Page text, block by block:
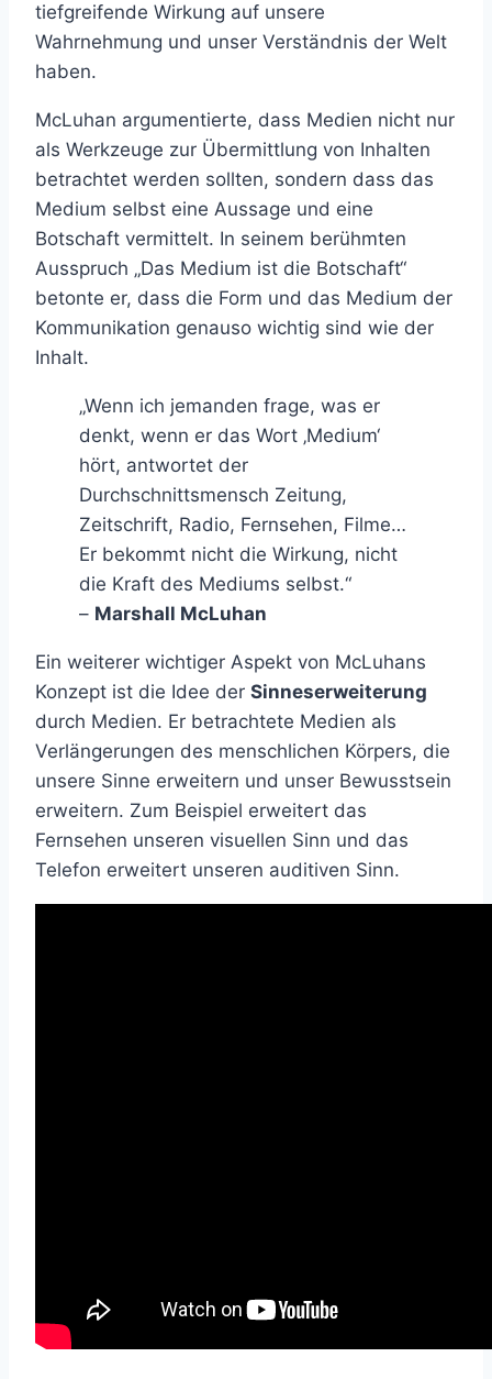
tiefgreifende Wirkung auf unsere
Wahrnehmung und unser Verständnis der Welt
haben.
McLuhan argumentierte, dass Medien nicht nur
als Werkzeuge zur Übermittlung von Inhalten
betrachtet werden sollten, sondern dass das
Medium selbst eine Aussage und eine
Botschaft vermittelt. In seinem berühmten
Ausspruch „Das Medium ist die Botschaft“
betonte er, dass die Form und das Medium der
Kommunikation genauso wichtig sind wie der
Inhalt.
„Wenn ich jemanden frage, was er
denkt, wenn er das Wort ‚Medium‘
hört, antwortet der
Durchschnittsmensch Zeitung,
Zeitschrift, Radio, Fernsehen, Filme…
Er bekommt nicht die Wirkung, nicht
die Kraft des Mediums selbst.“
– Marshall McLuhan
Ein weiterer wichtiger Aspekt von McLuhans
Konzept ist die Idee der Sinneserweiterung
durch Medien. Er betrachtete Medien als
Verlängerungen des menschlichen Körpers, die
unsere Sinne erweitern und unser Bewusstsein
erweitern. Zum Beispiel erweitert das
Fernsehen unseren visuellen Sinn und das
Telefon erweitert unseren auditiven Sinn.